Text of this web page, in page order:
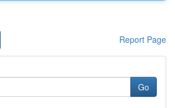
Report Page
Go